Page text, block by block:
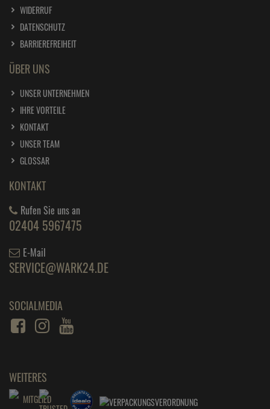
WIDERRUF
DATENSCHUTZ
BARRIEREFREIHEIT
ÜBER UNS
UNSER UNTERNEHMEN
IHRE VORTEILE
KONTAKT
UNSER TEAM
GLOSSAR
KONTAKT
Rufen Sie uns an
02404 5967475
E-Mail
SERVICE@WARK24.DE
SOCIALMEDIA
WEITERES